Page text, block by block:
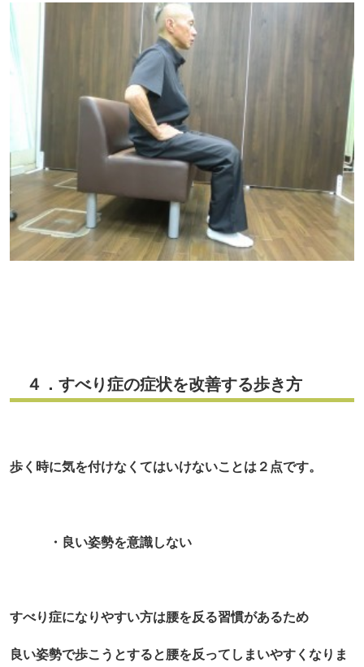
４．すべり症の症状を改善する歩き方
歩く時に気を付けなくてはいけないことは２点です。
・良い姿勢を意識しない
すべり症になりやすい方は腰を反る習慣があるため
良い姿勢で歩こうとすると腰を反ってしまいやすくなりま